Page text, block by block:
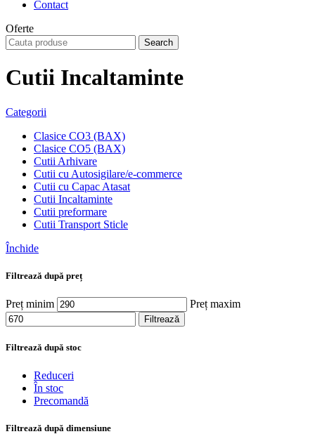
Contact
Oferte
Search
Cutii Incaltaminte
Categorii
Clasice CO3 (BAX)
Clasice CO5 (BAX)
Cutii Arhivare
Cutii cu Autosigilare/e-commerce
Cutii cu Capac Atasat
Cutii Incaltaminte
Cutii preformare
Cutii Transport Sticle
Închide
Filtrează după preț
Preț minim Preț maxim
Filtrează
Filtrează după stoc
Reduceri
În stoc
Precomandă
Filtrează după dimensiune